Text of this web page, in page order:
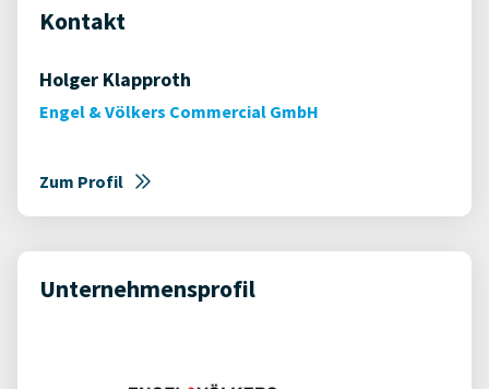
Kontakt
Holger Klapproth
Engel & Völkers Commercial GmbH
Zum Profil
Unternehmensprofil